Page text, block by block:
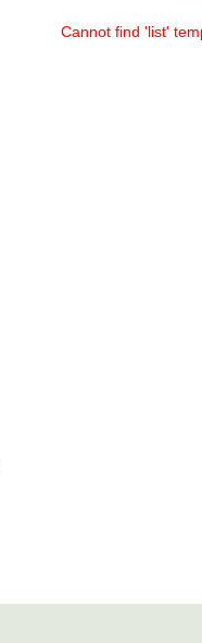
Cannot find 'list'